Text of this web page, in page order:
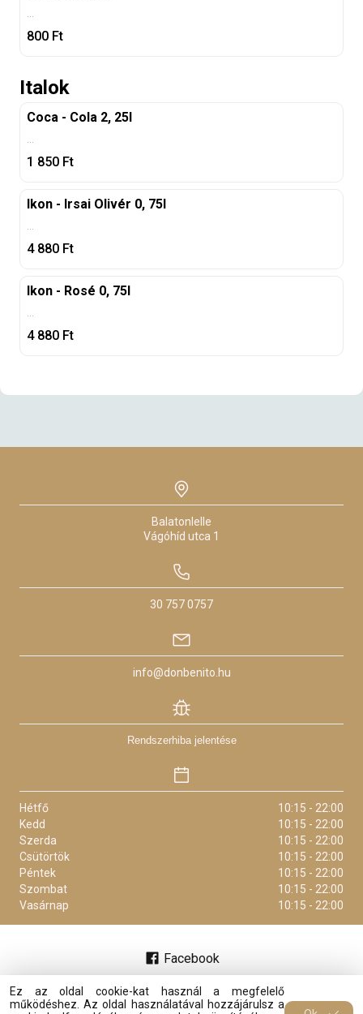
...
800 Ft
Italok
Coca - Cola 2, 25l
...
1 850 Ft
Ikon - Irsai Olivér 0, 75l
...
4 880 Ft
Ikon - Rosé 0, 75l
...
4 880 Ft
Balatonlelle
Vágóhíd utca 1
30 757 0757
info@donbenito.hu
Rendszerhiba jelentése
Hétfő
10:15 - 22:00
Kedd
10:15 - 22:00
Szerda
10:15 - 22:00
Csütörtök
10:15 - 22:00
Péntek
10:15 - 22:00
Szombat
10:15 - 22:00
Vasárnap
10:15 - 22:00
Facebook
Ez az oldal cookie-kat használ a megfelelő
működéshez. Az oldal használatával hozzájárulsz a